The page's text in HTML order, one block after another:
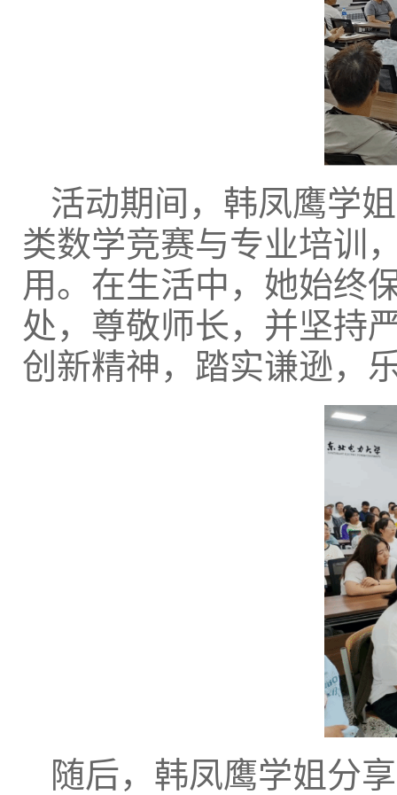
活动期间，韩凤鹰学
类数学竞赛与专业培训
用。在生活中，她始终
处，尊敬师长，并坚持
创新精神，踏实谦逊，
随后，韩凤鹰学姐分